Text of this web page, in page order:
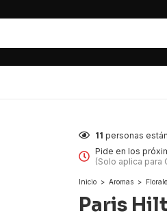
11 personas
Pide en los
(Solo aplica para
Inicio > Aromas >
Paris